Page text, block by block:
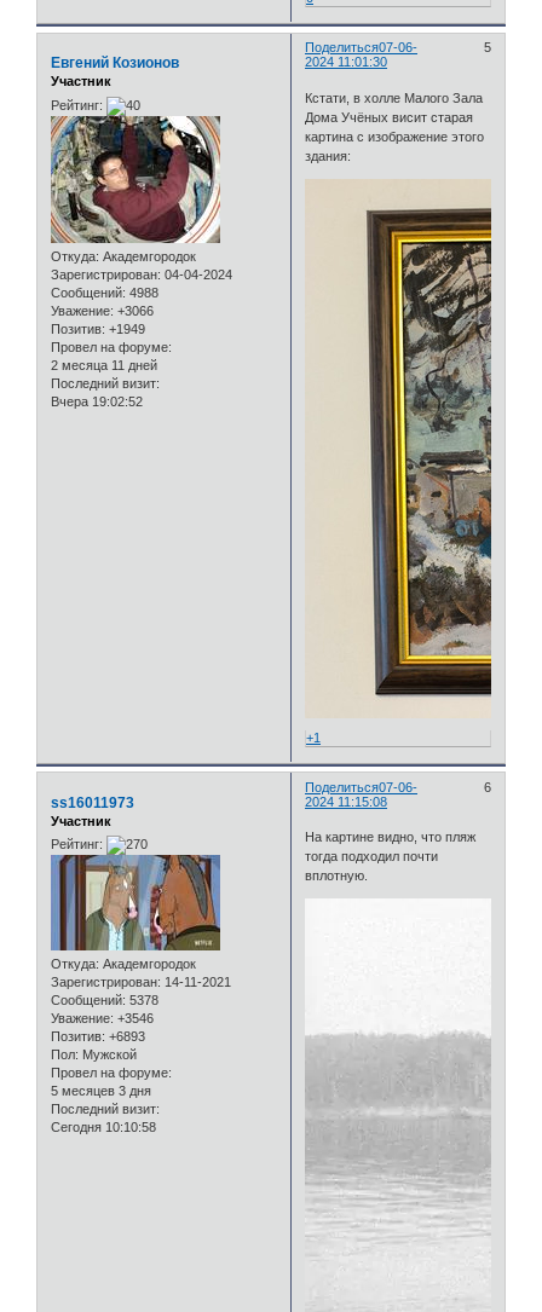
Поделиться 5
07-06-
2024 11:01:30
Евгений Козионов
Участник
Рейтинг:
Откуда: Академгородок
Зарегистрирован: 04-04-2024
Сообщений: 4988
Уважение: +3066
Позитив: +1949
Провел на форуме:
2 месяца 11 дней
Последний визит:
Вчера 19:02:52
Кстати, в холле Малого Зала
Дома Учёных висит старая
картина с изображение этого
здания:
+1
Поделиться 6
07-06-
2024 11:15:08
ss16011973
Участник
Рейтинг:
Откуда: Академгородок
Зарегистрирован: 14-11-2021
Сообщений: 5378
Уважение: +3546
Позитив: +6893
Пол: Мужской
Провел на форуме:
5 месяцев 3 дня
Последний визит:
Сегодня 10:10:58
На картине видно, что пляж
тогда подходил почти
вплотную.